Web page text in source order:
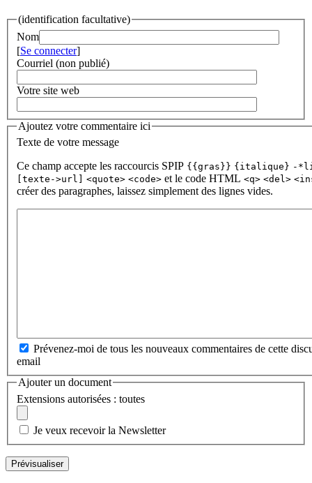
(identification facultative)
Nom
[Se connecter]
Courriel (non publié)
Votre site web
Ajoutez votre commentaire ici
Texte de votre message
Ce champ accepte les raccourcis SPIP {{gras}} {italique} -
[texte->url]
<quote> <code> et le code HTML <q> <del>
créer des paragraphes, laissez simplement des lignes vides.
Prévenez-moi de tous les nouveaux commentaires de cette
email
Ajouter un document
Extensions autorisées : toutes
Je veux recevoir la Newsletter